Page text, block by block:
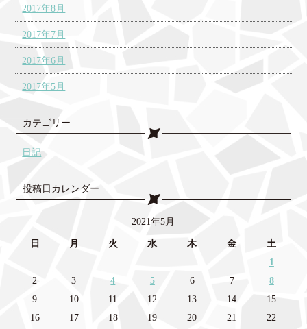
2017年8月
2017年7月
2017年6月
2017年5月
カテゴリー
日記
投稿日カレンダー
2021年5月
日 月 火 水 木 金
土
1
2
3 4 5 6 7
8
9
10 11 12 13 14
15
16
17 18 19 20 21 22